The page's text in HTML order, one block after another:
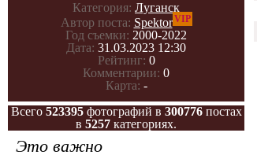
Категория: Луганск
Автор поста: SpektorVIP
Год съемки: 2000-2022
Дата: 31.03.2023 12:30
Рейтинг: 0
Комментарии: 0
Карта: -
Всего 523395фотографий в 300776постах
в 5257 категориях.
Это важно